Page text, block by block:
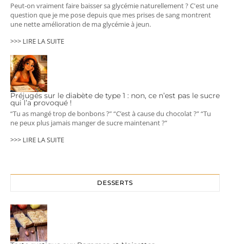
Peut-on vraiment faire baisser sa glycémie naturellement ? C'est une
question que je me pose depuis que mes prises de sang montrent
une nette amélioration de ma glycémie à jeun.
>>> LIRE LA SUITE
Préjugés sur le diabète de type 1 : non, ce n’est pas le sucre
qui l’a provoqué !
“Tu as mangé trop de bonbons ?” “C’est à cause du chocolat ?” “Tu
ne peux plus jamais manger de sucre maintenant ?”
>>> LIRE LA SUITE
DESSERTS